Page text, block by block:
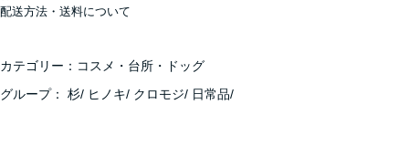
カテゴリー： コスメ・台所・ドッグ
グループ： 杉/ ヒノキ/ クロモジ/ 日常品/
配送方法・送料について